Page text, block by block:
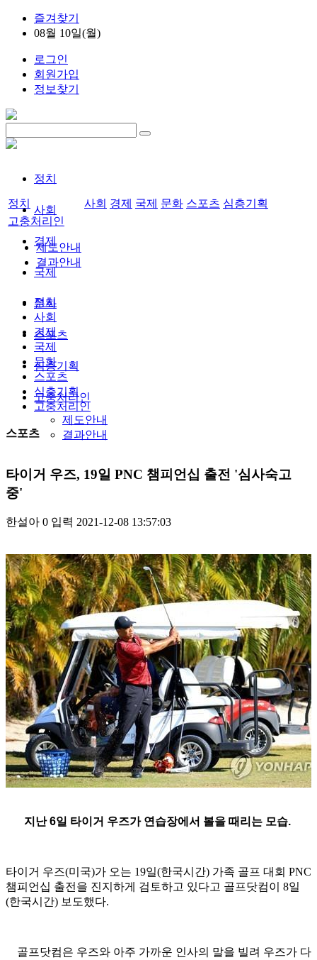
즐겨찾기
08월 10일(월)
로그인
회원가입
정보찾기
정치
사회
경제
국제
문화
스포츠
심층기획
고충처리인
제도안내
결과안내
정치 사회 경제 국제 문화 스포츠 심층기획
고충처리인
제도안내
결과안내
정치
사회
경제
국제
문화
스포츠
심층기획
고충처리인
스포츠
타이거 우즈, 19일 PNC 챔피언십 출전 '심사숙고
중'
한설아 0 입력 2021-12-08 13:57:03
지난 6일 타이거 우즈가 연습장에서 볼을 때리는 모습.
타이거 우즈(미국)가 오는 19일(한국시간) 가족 골프 대회 PNC
챔피언십 출전을 진지하게 검토하고 있다고 골프닷컴이 8일
(한국시간) 보도했다.
골프닷컴은 우즈와 아주 가까운 인사의 말을 빌려 우즈가 다